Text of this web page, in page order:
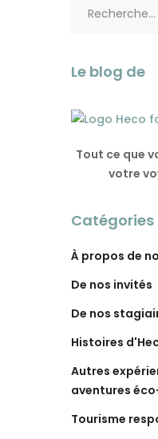
Le blog de
Tout ce que
votre
Catégories
À propos de
De nos invités
De nos
Histoires
Autres
aventures
Tourisme